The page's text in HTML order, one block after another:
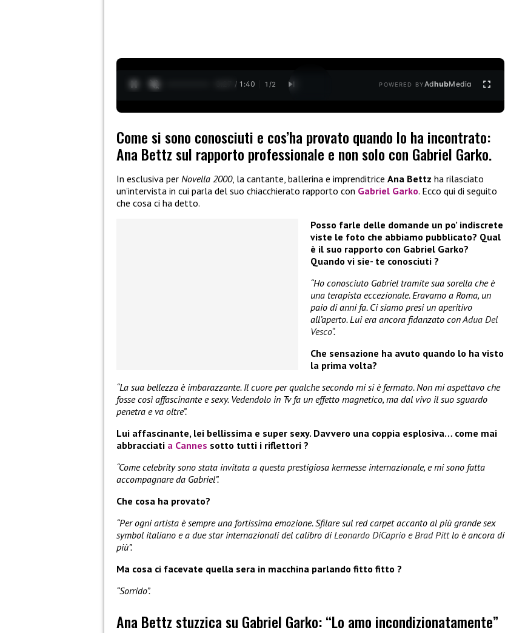
0:28 / 1:40 1 /2 POWERED BYAdhubMedia
Come si sono conosciuti e cos’ha provato quando lo ha incontrato:
Ana Bettz sul rapporto professionale e non solo con Gabriel Garko.
In esclusiva per Novella 2000, la cantante, ballerina e imprenditrice Ana Bettz ha rilasciato
un’intervista in cui parla del suo chiacchierato rapporto con Gabriel Garko. Ecco qui di seguito
che cosa ci ha detto.
Posso farle delle domande un po’ indiscrete
viste le foto che abbiamo pubblicato? Qual
è il suo rapporto con Gabriel Garko?
Quando vi sie- te conosciuti ?
“Ho conosciuto Gabriel tramite sua sorella che è
una terapista eccezionale. Eravamo a Roma, un
paio di anni fa. Ci siamo presi un aperitivo
all’aperto. Lui era ancora fidanzato conAdua Del
Vesco“.
Che sensazione ha avuto quando lo ha visto
la prima volta?
“La sua bellezza è imbarazzante. Il cuore per qualche secondo mi si è fermato. Non mi aspettavo che
fosse così affascinante e sexy. Vedendolo in Tv fa un effetto magnetico, ma dal vivo il suo sguardo
penetra e va oltre”.
Lui affascinante, lei bellissima e super sexy. Davvero una coppia esplosiva… come mai
abbracciati a Cannes sotto tutti i riflettori ?
“Come celebrity sono stata invitata a questa prestigiosa kermesse internazionale, e mi sono fatta
accompagnare da Gabriel”.
Che cosa ha provato?
“Per ogni artista è sempre una fortissima emozione. Sfilare sul red carpet accanto al più grande sex
symbol italiano e a due star internazionali del calibro diLeonardo DiCaprio eBrad Pittlo è ancora di
più”.
Ma cosa ci facevate quella sera in macchina parlando fitto fitto ?
“Sorrido”.
Ana Bettz stuzzica su Gabriel Garko: “Lo amo incondizionatamente”